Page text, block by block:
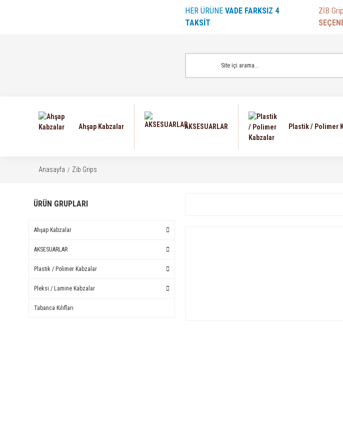
HER ÜRÜNE VADE FARKSIZ 4
TAKSİT
ZİB
Ahşap Kabzalar AKSESUARLAR Plastik / Polimer
Anasayfa Zib Grips
ÜRÜN GRUPLARI
Ahşap Kabzalar
AKSESUARLAR
Plastik / Polimer Kabzalar
Pleksi / Lamine Kabzalar
Tabanca Kılıfları